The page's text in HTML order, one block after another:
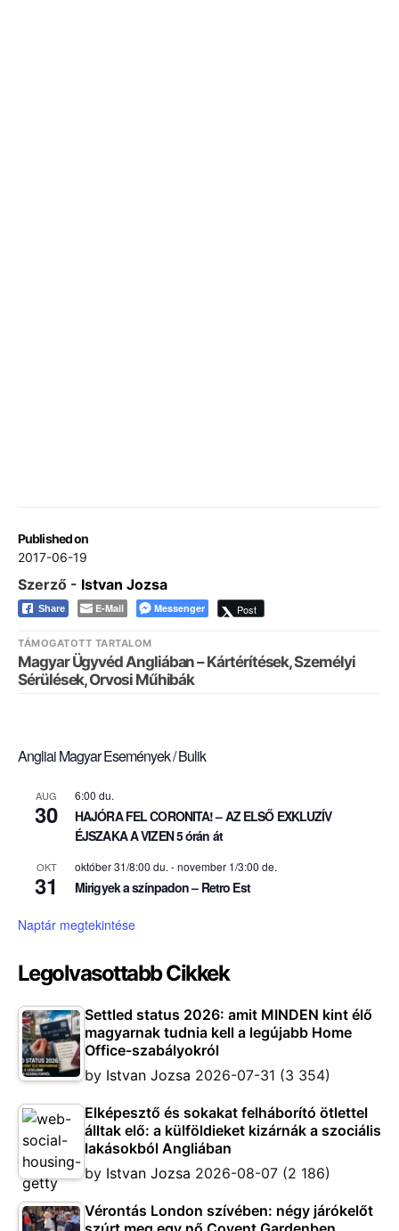
Published on
2017-06-19
Szerző - Istvan Jozsa
Share E-Mail Messenger Post
TÁMOGATOTT TARTALOM
Magyar Ügyvéd Angliában – Kártérítések, Személyi
Sérülések, Orvosi Műhibák
Angliai Magyar Események / Bulik
AUG
30
6:00 du.
HAJÓRA FEL CORONITA! – AZ ELSŐ EXKLUZÍV
ÉJSZAKA A VIZEN 5 órán át
OKT
31
október 31/8:00 du. -november 1/3:00 de.
Mirigyek a színpadon – Retro Est
Naptár megtekintése
Legolvasottabb Cikkek
Settled status 2026: amit MINDEN kint élő
magyarnak tudnia kell a legújabb Home
Office-szabályokról
by Istvan Jozsa 2026-07-31 (3 354)
Elképesztő és sokakat felháborító ötlettel
álltak elő: a külföldieket kizárnák a szociális
lakásokból Angliában
by Istvan Jozsa 2026-08-07 (2 186)
Vérontás London szívében: négy járókelőt